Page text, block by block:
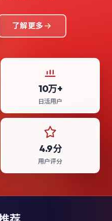
了解更多
10万+
日活用户
4.9分
用户评分